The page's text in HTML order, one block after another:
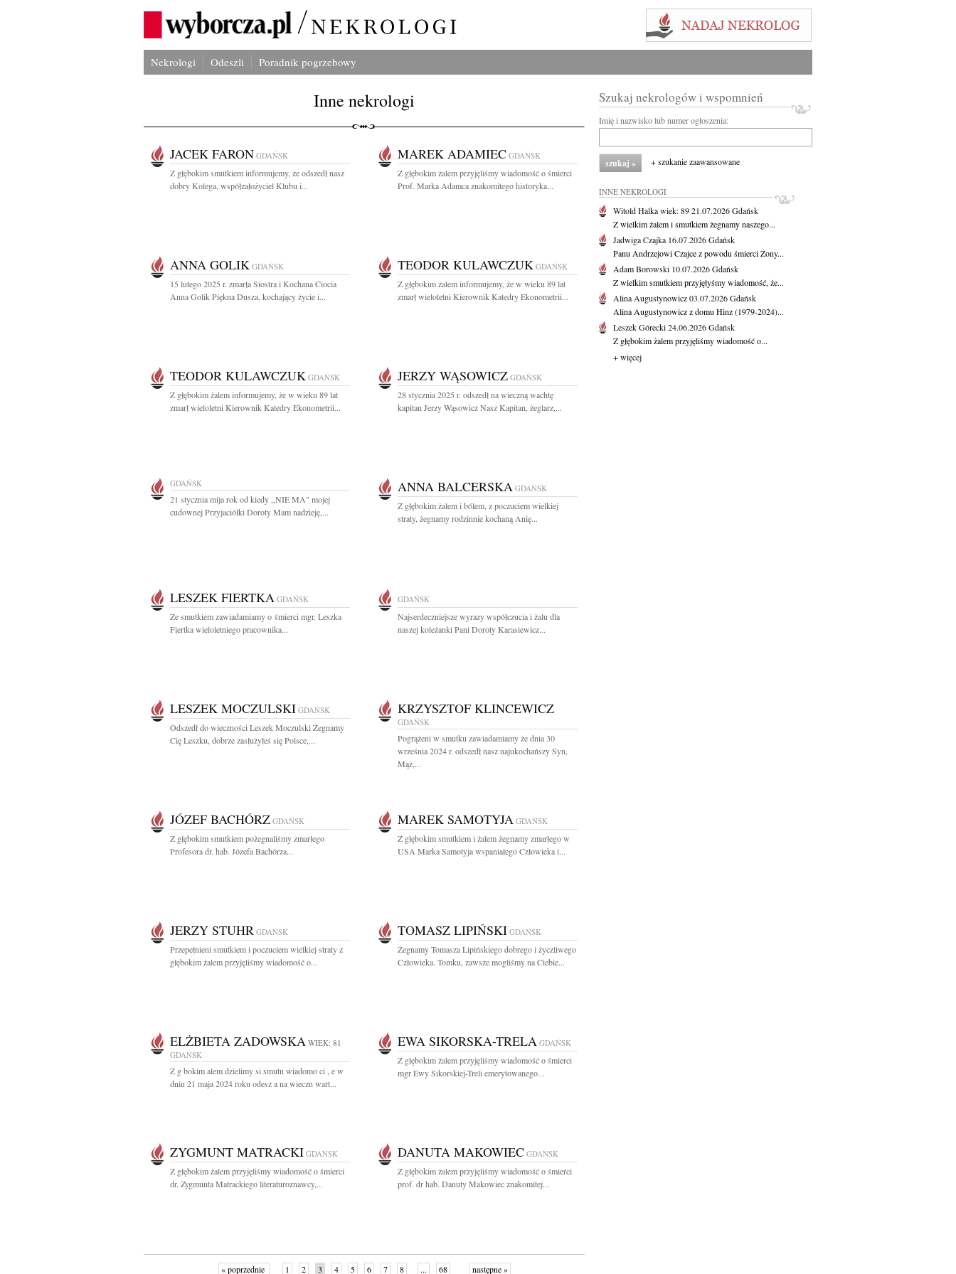
Nekrologi Odeszli Poradnik pogrzebowy
Inne nekrologi
JACEK FARON GDAŃSK
Z głębokim smutkiem informujemy, że odszedł nasz
dobry Kolega, współzałożyciel Klubu i...
MAREK ADAMIEC GDAŃSK
Z głębokim żalem przyjęliśmy wiadomość o śmierci
Prof. Marka Adamca znakomitego historyka...
ANNA GOLIK GDAŃSK
15 lutego 2025 r. zmarła Siostra i Kochana Ciocia
Anna Golik Piękna Dusza, kochający życie i...
TEODOR KULAWCZUK GDAŃSK
Z głębokim żalem informujemy, że w wieku 89 lat
zmarł wieloletni Kierownik Katedry Ekonometrii...
TEODOR KULAWCZUK GDAŃSK
Z głębokim żalem informujemy, że w wieku 89 lat
zmarł wieloletni Kierownik Katedry Ekonometrii...
JERZY WĄSOWICZ GDAŃSK
28 stycznia 2025 r. odszedł na wieczną wachtę
kapitan Jerzy Wąsowicz Nasz Kapitan, żeglarz,...
GDAŃSK
21 stycznia mija rok od kiedy ,,NIE MA" mojej
cudownej Przyjaciółki Doroty Mam nadzieję,...
ANNA BALCERSKA GDAŃSK
Z głębokim żalem i bólem, z poczuciem wielkiej
straty, żegnamy rodzinnie kochaną Anię...
LESZEK FIERTKA GDAŃSK
Ze smutkiem zawiadamiamy o śmierci mgr. Leszka
Fiertka wieloletniego pracownika...
GDAŃSK
Najserdeczniejsze wyrazy współczucia i żalu dla
naszej koleżanki Pani Doroty Karasiewicz...
LESZEK MOCZULSKI GDAŃSK
Odszedł do wieczności Leszek Moczulski Żegnamy
Cię Leszku, dobrze zasłużyłeś się Polsce,...
KRZYSZTOF KLINCEWICZ
GDAŃSK
Pogrążeni w smutku zawiadamiamy że dnia 30
września 2024 r. odszedł nasz najukochańszy Syn,
Mąż,...
JÓZEF BACHÓRZ GDAŃSK
Z głębokim smutkiem pożegnaliśmy zmarłego
Profesora dr. hab. Józefa Bachórza...
MAREK SAMOTYJA GDAŃSK
Z głębokim smutkiem i żalem żegnamy zmarłego w
USA Marka Samotyja wspaniałego Człowieka i...
JERZY STUHR GDAŃSK
Przepełnieni smutkiem i poczuciem wielkiej straty z
głębokim żalem przyjęliśmy wiadomość o...
TOMASZ LIPIŃSKI GDAŃSK
Żegnamy Tomasza Lipińskiego dobrego i życzliwego
Człowieka. Tomku, zawsze mogliśmy na Ciebie...
ELŻBIETA ZADOWSKA WIEK: 81
GDAŃSK
Z g bokim alem dzielimy si smutn wiadomo ci , e w
dniu 21 maja 2024 roku odesz a na wieczn wart...
EWA SIKORSKA-TRELA GDAŃSK
Z głębokim żalem przyjęliśmy wiadomość o śmierci
mgr Ewy Sikorskiej-Treli emerytowanego...
ZYGMUNT MATRACKI GDAŃSK
Z głębokim żalem przyjęliśmy wiadomość o śmierci
dr. Zygmunta Matrackiego literaturoznawcy,...
DANUTA MAKOWIEC GDAŃSK
Z głębokim żalem przyjęliśmy wiadomość o śmierci
prof. dr hab. Danuty Makowiec znakomitej...
« poprzednie 1 2 3 4 5 6 7 8 ... 68 następne »
Szukaj nekrologów i wspomnień
Imię i nazwisko lub numer ogłoszenia:
+ szukanie zaawansowane
INNE NEKROLOGI
Witold Halkawiek: 8921.07.2026Gdańsk
Z wielkim żalem i smutkiem żegnamy naszego...
Jadwiga Czajka 16.07.2026Gdańsk
Panu Andrzejowi Czajce z powodu śmierci Żony...
Adam Borowski 10.07.2026Gdańsk
Z wielkim smutkiem przyjęłyśmy wiadomość, że...
Alina Augustynowicz03.07.2026Gdańsk
Alina Augustynowicz z domu Hinz (1979-2024)...
Leszek Górecki24.06.2026Gdańsk
Z głębokim żalem przyjęliśmy wiadomość o...
+ więcej